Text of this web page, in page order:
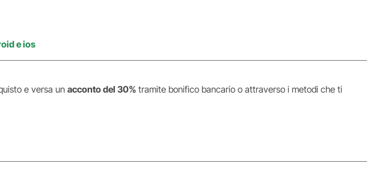
e ios
e versa un acconto del 30% tramite bonifico bancario o attraverso i metodi che ti